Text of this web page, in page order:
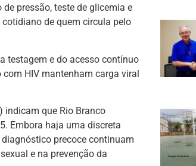
pressão, teste de glicemia e
de quem circula pelo
testagem e do acesso contínuo
HIV mantenham carga viral
indicam que Rio Branco
Embora haja uma discreta
precoce continuam
e na prevenção da